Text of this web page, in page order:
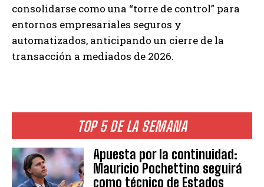
TOP 5 DE LA SEMANA
Apuesta por la continuidad:
Mauricio Pochettino seguirá
como técnico de Estados
consolidarse como una “torre de control” para
entornos empresariales seguros y
automatizados, anticipando un cierre de la
transacción a mediados de 2026.